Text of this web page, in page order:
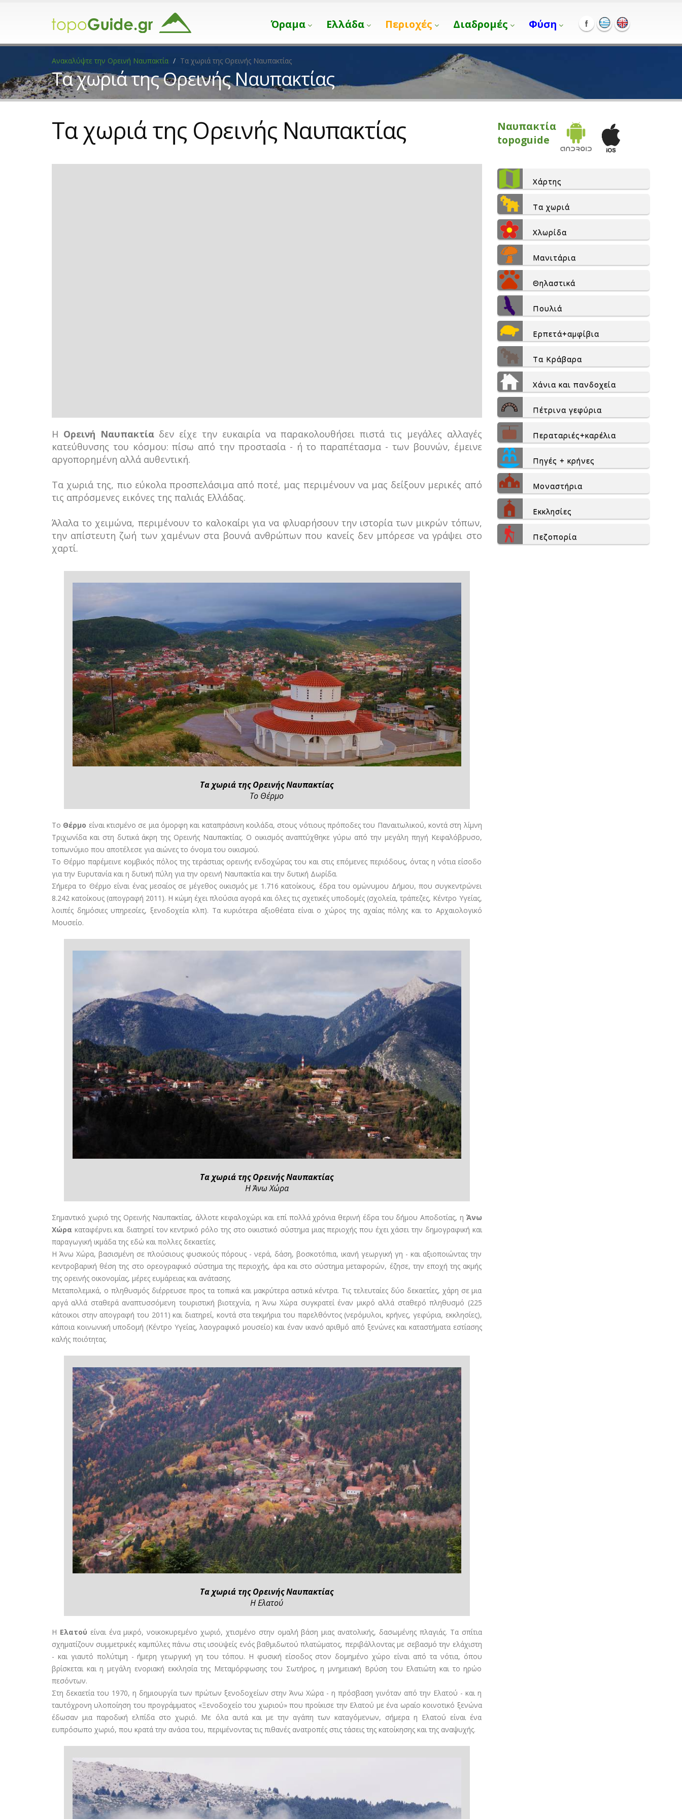
Όραμα Ελλάδα Περιοχές Διαδρομές Φύση
Ανακαλύψτε την Ορεινή Ναυπακτία Τα χωριά της Ορεινής Ναυπακτίας
Τα χωριά της Ορεινής Ναυπακτίας
Τα χωριά της Ορεινής Ναυπακτίας
Η Ορεινή Ναυπακτίαδεν είχε την ευκαιρία να παρακολουθήσει πιστά τις μεγάλες αλλαγές
κατεύθυνσης του κόσμου: πίσω από την προστασία - ή το παραπέτασμα - των βουνών, έμεινε
αργοπορημένη αλλά αυθεντική.
Τα χωριά της, πιο εύκολα προσπελάσιμα από ποτέ, μας περιμένουν να μας δείξουν μερικές από
τις απρόσμενες εικόνες της παλιάς Ελλάδας.
Άλαλα το χειμώνα, περιμένουν το καλοκαίρι για να φλυαρήσουν την ιστορία των μικρών τόπων,
την απίστευτη ζωή των χαμένων στα βουνά ανθρώπων που κανείς δεν μπόρεσε να γράψει στο
χαρτί.
Τα χωριά της Ορεινής Ναυπακτίας
Το Θέρμο
Το Θέρμο είναι κτισμένο σε μια όμορφη και καταπράσινη κοιλάδα, στους νότιους πρόποδες του Παναιτωλικού, κοντά στη λίμνη
Τριχωνίδα και στη δυτικά άκρη της Ορεινής Ναυπακτίας. Ο οικισμός αναπτύχθηκε γύρω από την μεγάλη πηγή Κεφαλόβρυσο,
τοπωνύμιο που αποτέλεσε για αιώνες το όνομα του οικισμού.
Το Θέρμο παρέμεινε κομβικός πόλος της τεράστιας ορεινής ενδοχώρας του και στις επόμενες περιόδους, όντας η νότια είσοδο
για την Ευρυτανία και η δυτική πύλη για την ορεινή Ναυπακτία και την δυτική Δωρίδα.
Σήμερα το Θέρμο είναι ένας μεσαίος σε μέγεθος οικισμός με 1.716 κατοίκους, έδρα του ομώνυμου Δήμου, που συγκεντρώνει
8.242 κατοίκους (απογραφή 2011). Η κώμη έχει πλούσια αγορά και όλες τις σχετικές υποδομές (σχολεία, τράπεζες, Κέντρο Υγείας,
λοιπές δημόσιες υπηρεσίες, ξενοδοχεία κλπ). Τα κυριότερα αξιοθέατα είναι ο χώρος της αχαίας πόλης και το Αρχαιολογικό
Μουσείο.
Τα χωριά της Ορεινής Ναυπακτίας
Η Άνω Χώρα
Σημαντικό χωριό της Ορεινής Ναυπακτίας, άλλοτε κεφαλοχώρι και επί πολλά χρόνια θερινή έδρα του δήμου Αποδοτίας, η Άνω
Χώρα καταφέρνει και διατηρεί τον κεντρικό ρόλο της στο οικιστικό σύστημα μιας περιοχής που έχει χάσει την δημογραφική και
παραγωγική ικμάδα της εδώ και πολλες δεκαετίες.
Η Άνω Χώρα, βασισμένη σε πλούσιους φυσικούς πόρους - νερά, δάση, βοσκοτόπια, ικανή γεωργική γη - και αξιοποιώντας την
κεντροβαρική θέση της στο ορεογραφικό σύστημα της περιοχής, άρα και στο σύστημα μεταφορών, έζησε, την εποχή της ακμής
της ορεινής οικονομίας, μέρες ευμάρειας και ανάτασης.
Μεταπολεμικά, ο πληθυσμός διέρρευσε προς τα τοπικά και μακρύτερα αστικά κέντρα. Τις τελευταίες δύο δεκαετίες, χάρη σε μια
αργά αλλά σταθερά αναπτυσσόμενη τουριστική βιοτεχνία, η Άνω Χώρα συγκρατεί έναν μικρό αλλά σταθερό πληθυσμό (225
κάτοικοι στην απογραφή του 2011) και διατηρεί, κοντά στα τεκμήρια του παρελθόντος (νερόμυλοι, κρήνες, γεφύρια, εκκλησίες),
κάποια κοινωνική υποδομή (Κέντρο Υγείας, λαογραφικό μουσείο) και έναν ικανό αριθμό από ξενώνες και καταστήματα εστίασης
καλής ποιότητας.
Τα χωριά της Ορεινής Ναυπακτίας
Η Ελατού
Η Ελατού είναι ένα μικρό, νοικοκυρεμένο χωριό, χτισμένο στην ομαλή βάση μιας ανατολικής, δασωμένης πλαγιάς. Τα σπίτια
σχηματίζουν συμμετρικές καμπύλες πάνω στις ισοϋψείς ενός βαθμιδωτού πλατώματος, περιβάλλοντας με σεβασμό την ελάχιστη
- και γιαυτό πολύτιμη - ήμερη γεωργική γη του τόπου. Η φυσική είσοδος στον δομημένο χώρο είναι από τα νότια, όπου
βρίσκεται και η μεγάλη ενοριακή εκκλησία της Μεταμόρφωσης του Σωτήρος, η μνημειακή Βρύση του Ελατιώτη και το ηρώο
πεσόντων.
Στη δεκαετία του 1970, η δημιουργία των πρώτων ξενοδοχείων στην Άνω Χώρα - η πρόσβαση γινόταν από την Ελατού - και η
ταυτόχρονη υλοποίηση του προγράμματος «Ξενοδοχείο του χωριού» που προίκισε την Ελατού με ένα ωραίο κοινοτικό ξενώνα
έδωσαν μια παροδική ελπίδα στο χωριό. Με όλα αυτά και με την αγάπη των καταγόμενων, σήμερα η Ελατού είναι ένα
ευπρόσωπο χωριό, που κρατά την ανάσα του, περιμένοντας τις πιθανές ανατροπές στις τάσεις της κατοίκησης και της αναψυχής.
Ναυπακτία
topoguide
Χάρτης
Τα χωριά
Χλωρίδα
Μανιτάρια
Θηλαστικά
Πουλιά
Ερπετά+αμφίβια
Τα Κράβαρα
Χάνια και πανδοχεία
Πέτρινα γεφύρια
Περαταριές+καρέλια
Πηγές + κρήνες
Μοναστήρια
Εκκλησίες
Πεζοπορία